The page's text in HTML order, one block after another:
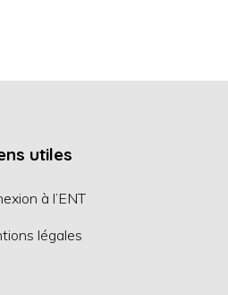
utiles
à l’ENT
légales